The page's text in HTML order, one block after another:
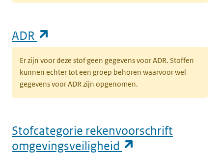
ADR
Er zijn voor deze stof geen gegevens voor ADR. Stoffen
kunnen echter tot een groep behoren waarvoor wel
gegevens voor ADR zijn opgenomen.
Stofcategorie rekenvoorschrift
omgevingsveiligheid